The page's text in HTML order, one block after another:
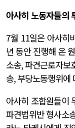
아사히 노동자들의
7월 11일은 아사히
년 동안 진행해 온
소송,파견근로자보
송, 부당노동행위에
아사히 조합원들이
파견법위반 형사소